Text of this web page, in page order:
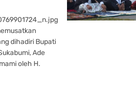
dihadiri Bupati
Ade
oleh H.